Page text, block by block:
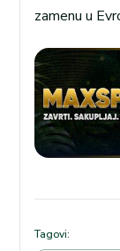
zamenu u
Tagovi: